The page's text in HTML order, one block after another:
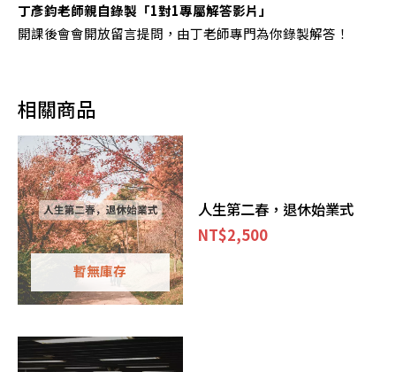
丁彥鈞老師親自錄製「1對1專屬解答影片」
開課後會會開放留言提問，由丁老師專門為你錄製解答！
相關商品
暫無庫存
人生第二春，退休始業式
NT$2,500